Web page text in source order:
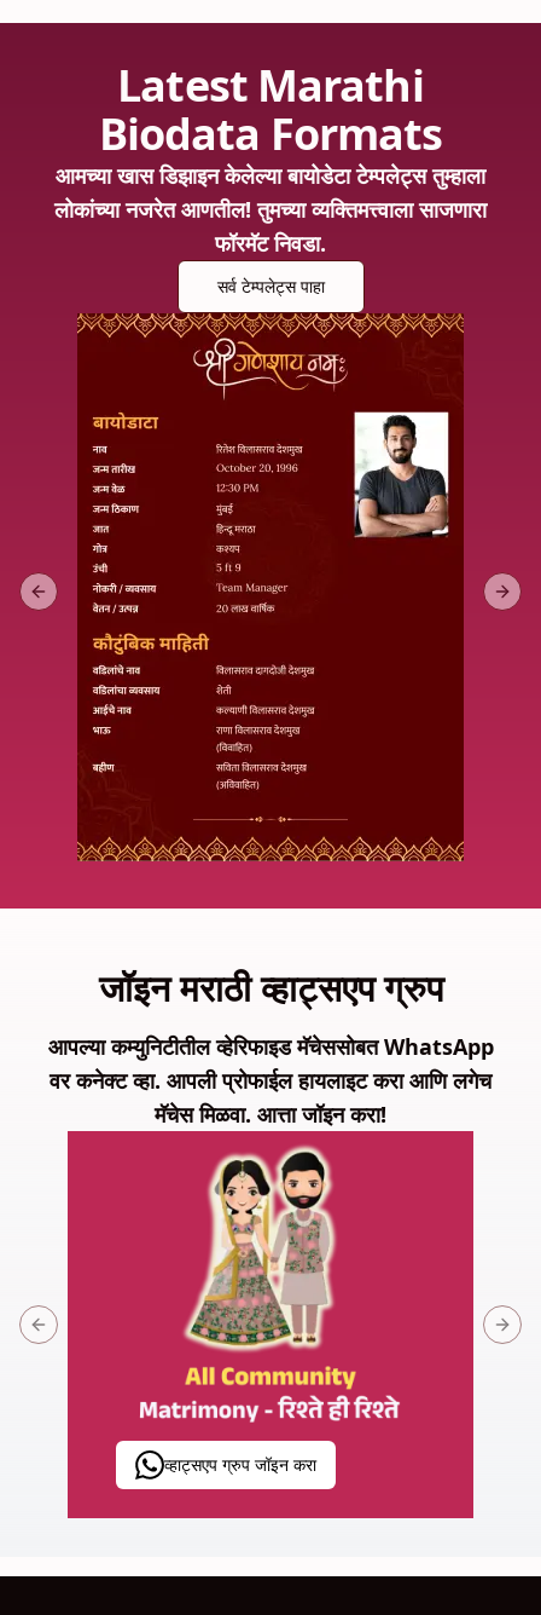
Latest Marathi
Biodata Formats
आमच्या खास डिझाइन केलेल्या बायोडेटा टेम्पलेट्स तुम्हाला
लोकांच्या नजरेत आणतील! तुमच्या व्यक्तिमत्त्वाला साजणारा
फॉरमॅट निवडा.
सर्व टेम्पलेट्स पाहा
Previous slide
जॉइन मराठी व्हाट्सएप ग्रुप
आपल्या कम्युनिटीतील व्हेरिफाइड मॅचेससोबत WhatsApp
वर कनेक्ट व्हा. आपली प्रोफाईल हायलाइट करा आणि लगेच
मॅचेस मिळवा. आत्ता जॉइन करा!
व्हाट्सएप ग्रुप जॉइन करा
Previous slide